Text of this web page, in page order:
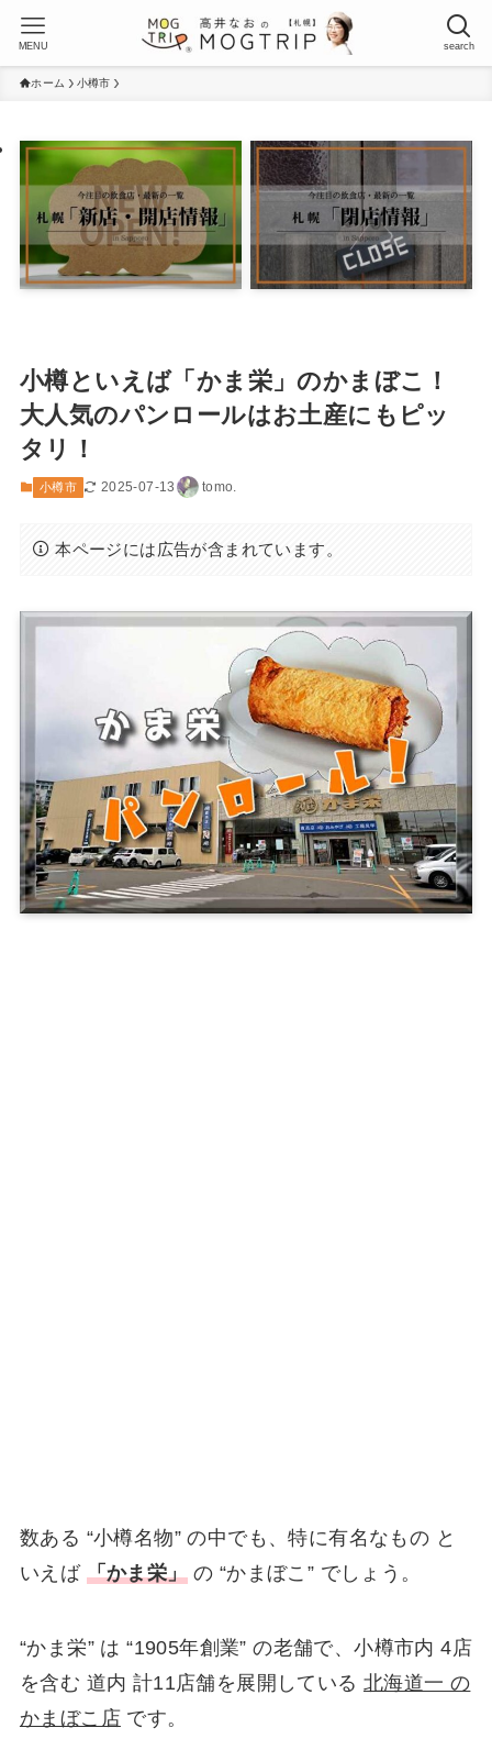
search
MENU
ホーム 小樽市
小樽といえば「かま栄」のかまぼこ！
大人気のパンロールはお土産にもピッ
タリ！
小樽市 2025-07-13 tomo.
本ページには広告が含まれています。
数ある “小樽名物” の中でも、特に有名なもの と
いえば 「かま栄」の “かまぼこ” でしょう。
“かま栄” は “1905年創業” の老舗で、小樽市内 4店
を含む 道内 計11店舗を展開している 北海道一 の
かまぼこ店です。